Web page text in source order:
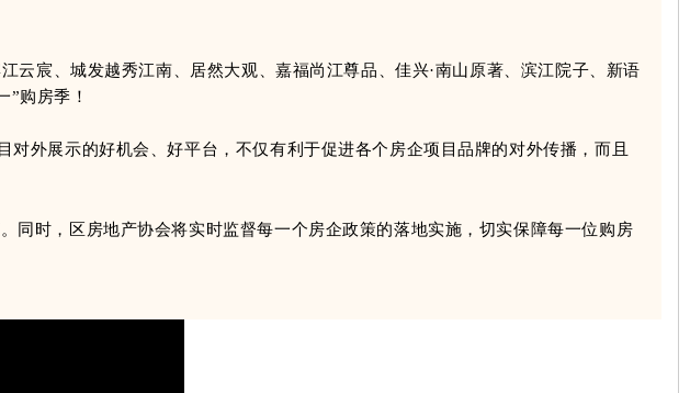
云宸、城发越秀江南、居然大观、嘉福尚江尊品、佳兴·南山原著、滨江院子、新语
购房季！
外展示的好机会、好平台，不仅有利于促进各个房企项目品牌的对外传播，而且
同时，区房地产协会将实时监督每一个房企政策的落地实施，切实保障每一位购房